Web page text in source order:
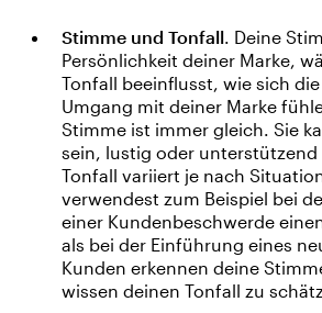
Stimme und Tonfall. Deine
Persönlichkeit deiner Marke,
Tonfall beeinflusst, wie sich
Umgang mit deiner Marke
Stimme ist immer gleich. Sie
sein, lustig oder unterstützend
Tonfall variiert je nach
verwendest zum Beispiel bei
einer Kundenbeschwerde
als bei der Einführung eines
Kunden erkennen deine
wissen deinen Tonfall zu